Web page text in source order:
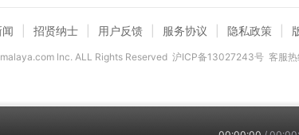
招贤纳士 用户反馈 服务协议 隐私政策
lnc. ALL Rights Reserved 沪ICP备13027243号 客服